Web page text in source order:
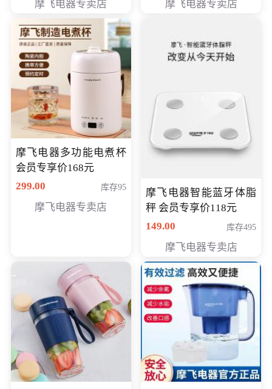
摩飞电器专卖店 摩飞电器专卖店
摩飞电器多功能电煮杯
会员专享价168元
299.00
库存95
摩飞电器专卖店
摩飞电器智能蓝牙体脂
秤 会员专享价118元
149.00
库存495
摩飞电器专卖店